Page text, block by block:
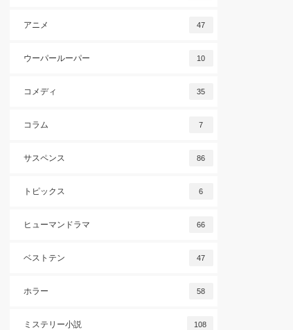
アニメ 47
ウーパールーパー 10
コメディ 35
コラム 7
サスペンス 86
トピックス 6
ヒューマンドラマ 66
ベストテン 47
ホラー 58
ミステリー小説 108